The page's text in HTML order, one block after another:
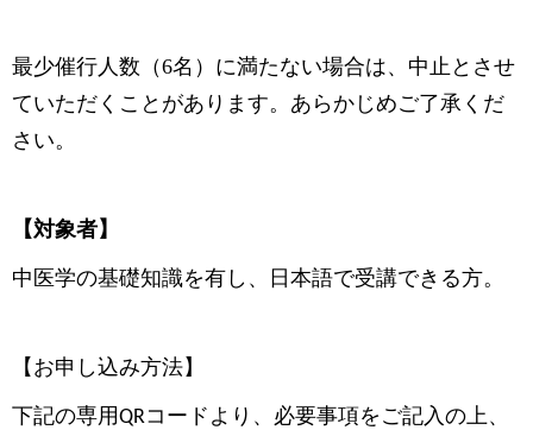
最少催行人数（6名）に満たない場合は、中止とさせ
ていただくことがあります。あらかじめご了承くだ
さい。
【対象者】
中医学の基礎知識を有し、日本語で受講できる方。
【お申し込み方法】
下記の専用QRコードより、必要事項をご記入の上、